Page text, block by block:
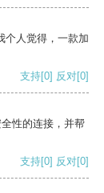
个人觉得，一款加
支持[0] 反对[0]
性的连接，并帮
支持[0] 反对[0]